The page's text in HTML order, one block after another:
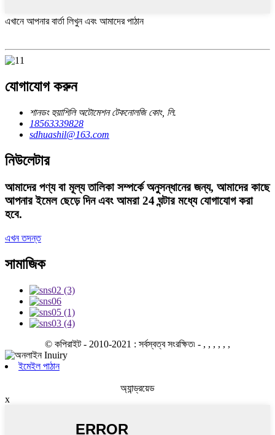
এখানে আপনার বার্তা লিখুন এবং আমাদের পাঠান
যোগাযোগ করুন
শানডং হুয়াশিলি অটোমেশন টেকনোলজি কোং, লি.
18563339828
sdhuashil@163.com
নিউলেটার
আমাদের পণ্য বা মূল্য তালিকা সম্পর্কে অনুসন্ধানের জন্য, আমাদের কাছে
আপনার ইমেল ছেড়ে দিন এবং আমরা 24 ঘন্টার মধ্যে যোগাযোগ করা
হবে.
এখন তদন্ত
সামাজিক
© কপিরাইট - 2010-2021 : সর্বস্বত্ব সংরক্ষিত৷ - , , , , , ,
ইমেইল পাঠান
অ্যান্ড্রয়েড
x